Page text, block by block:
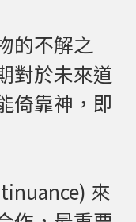
的不解之
對於未來道
倚靠神，即
來